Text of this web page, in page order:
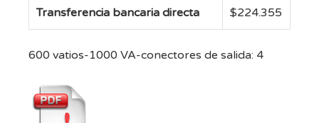
Transferencia bancaria directa $224.355
600 vatios-1000 VA-conectores de salida: 4